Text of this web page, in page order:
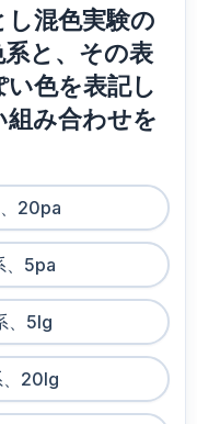
混色実験の
と、その表
色を表記し
み合わせを
20pa
、5pa
、5lg
、20lg